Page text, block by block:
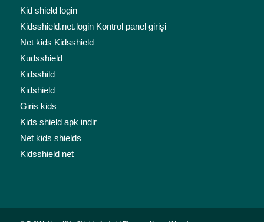
Kid shield login
Kidsshield.net.login Kontrol panel girişi
Net kids Kidsshield
Kudsshield
Kidsshild
Kidshield
Giris kids
Kids shield apk indir
Net kids shields
Kidsshield net